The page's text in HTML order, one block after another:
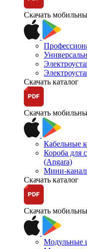
Скачать
Скачать каталог
Скачать
Кабельные
Короба для
(Angara)
Мини-
Скачать каталог
Скачать
Модульные